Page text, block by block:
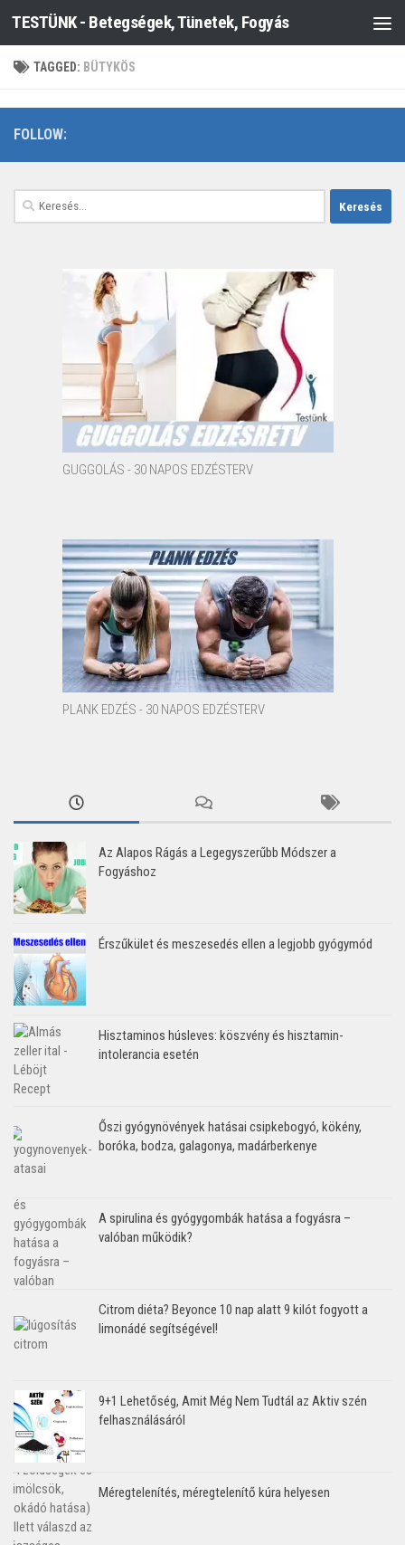
Skip to content
TESTÜNK - Betegségek, Tünetek, Fogyás
TAGGED: BÜTYKÖS
FOLLOW:
Keresés:
GUGGOLÁS - 30 NAPOS EDZÉSTERV
PLANK EDZÉS - 30 NAPOS EDZÉSTERV
Az Alapos Rágás a Legegyszerűbb Módszer a
Fogyáshoz
Érszűkület és meszesedés ellen a legjobb gyógymód
Hisztaminos húsleves: köszvény és hisztamin-
intolerancia esetén
Őszi gyógynövények hatásai csipkebogyó, kökény,
boróka, bodza, galagonya, madárberkenye
A spirulina és gyógygombák hatása a fogyásra –
valóban működik?
Citrom diéta? Beyonce 10 nap alatt 9 kilót fogyott a
limonádé segítségével!
9+1 Lehetőség, Amit Még Nem Tudtál az Aktiv szén
felhasználásáról
Méregtelenítés, méregtelenítő kúra helyesen